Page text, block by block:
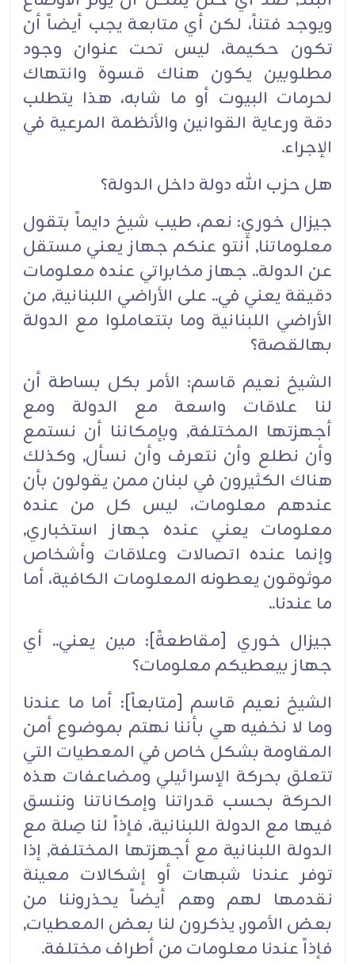
ويوجد فتناً، لكن أي متابعة يجب أيضاً أن
تكون حكيمة، ليس تحت عنوان وجود
مطلوبين يكون هناك قسوة وانتهاك
لحرمات البيوت أو ما شابه، هذا يتطلب
دقة ورعاية القوانين والأنظمة المرعية في
الإجراء.‏
هل حزب الله دولة داخل الدولة؟‏
جيزال خوري: نعم، طيب شيخ دايماً بتقول
معلوماتنا, أنتو عنكم جهاز يعني مستقل
عن الدولة.. جهاز مخابراتي عنده معلومات
دقيقة يعني في.. على الأراضي اللبنانية, من
الأراضي اللبنانية وما بتتعاملوا مع الدولة
بهالقصة؟‏
الشيخ نعيم قاسم: الأمر بكل بساطة أن
لنا علاقات واسعة مع الدولة ومع
أجهزتها المختلفة, وبإمكاننا أن نستمع
وأن نطلع وأن نتعرف وأن نسأل, وكذلك
هناك الكثيرون في لبنان ممن يقولون بأن
عندهم معلومات، ليس كل من عنده
معلومات يعني عنده جهاز استخباري,
وإنما عنده اتصالات وعلاقات وأشخاص
موثوقون يعطونه المعلومات الكافية، أما
ما عندنا..‏
جيزال خوري [مقاطعةً]: مين يعني.. أي
جهاز بيعطيكم معلومات؟‏
الشيخ نعيم قاسم [متابعاً]: أما ما عندنا
وما لا نخفيه هي بأننا نهتم بموضوع أمن
المقاومة بشكل خاص في المعطيات التي
تتعلق بحركة الإسرائيلي ومضاعفات هذه
الحركة بحسب قدراتنا وإمكاناتنا وننسق
فيها مع الدولة اللبنانية، فإذاً لنا صِلة مع
الدولة اللبنانية مع أجهزتها المختلفة, إذا
توفر عندنا شبهات أو إشكالات معينة
نقدمها لهم وهم أيضاً يحذروننا من
بعض الأمور, يذكرون لنا بعض المعطيات,
فإذاً عندنا معلومات من أطراف مختلفة.‏